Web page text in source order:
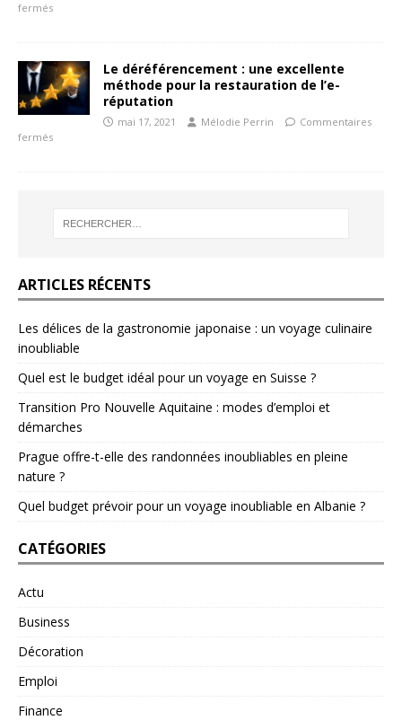
fermés
Le déréférencement : une excellente
méthode pour la restauration de l’e-
réputation
mai 17, 2021 Mélodie Perrin
Commentaires
fermés
ARTICLES RÉCENTS
Les délices de la gastronomie japonaise : un voyage culinaire
inoubliable
Quel est le budget idéal pour un voyage en Suisse ?
Transition Pro Nouvelle Aquitaine : modes d’emploi et
démarches
Prague offre-t-elle des randonnées inoubliables en pleine
nature ?
Quel budget prévoir pour un voyage inoubliable en Albanie ?
CATÉGORIES
Actu
Business
Décoration
Emploi
Finance